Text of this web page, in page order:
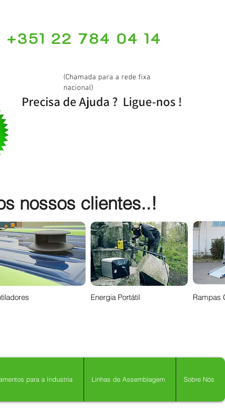
+351 22 784 04 14
(Chamada para a rede fixa
nacional)
Precisa de Ajuda ? Ligue-nos !
nossos clientes..!
Energia Portátil Rampas
para a Industria Linhas de Assemblagem Sobre Nós